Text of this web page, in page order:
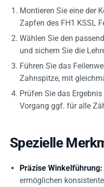
Montieren Sie eine der
Zapfen des FH1 KSSL
Wählen Sie den
und sichern Sie die
Führen Sie das
Zahnspitze, mit
Prüfen Sie das
Vorgang ggf. für alle
Spezielle
Präzise Winkelführung:
ermöglichen